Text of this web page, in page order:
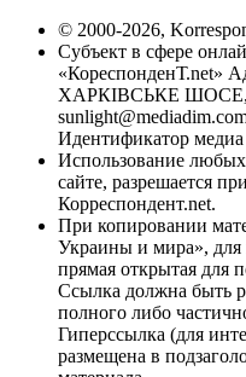
© 2000-2026,
Субъект в сфере
«КореспонденТ.net»
ХАРКІВСЬКЕ ШОСЕ,
Идентификатор
Использование
сайте, разрешается
Корреспондент.net.
При копировании
Украины и мира», для
прямая открытая для
Ссылка должна быть
полного либо
Гиперссылка (для
размещена в